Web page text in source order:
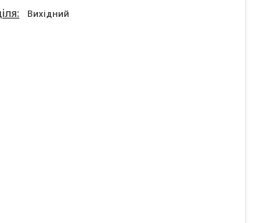
Вихідний